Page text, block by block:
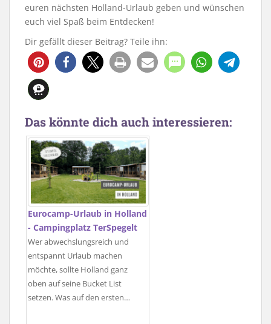
euren nächsten Holland-Urlaub geben und wünschen
euch viel Spaß beim Entdecken!
Dir gefällt dieser Beitrag? Teile ihn:
48
Das könnte dich auch interessieren:
Eurocamp-Urlaub in Holland
- Campingplatz TerSpegelt
Wer abwechslungsreich und
entspannt Urlaub machen
möchte, sollte Holland ganz
oben auf seine Bucket List
setzen. Was auf den ersten…